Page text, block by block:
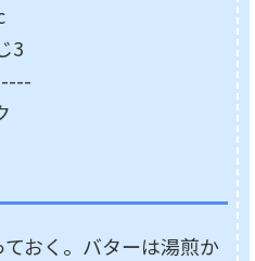
おく。バターは湯煎か